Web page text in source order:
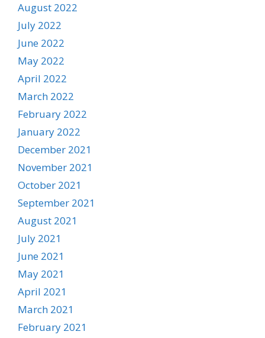
August 2022
July 2022
June 2022
May 2022
April 2022
March 2022
February 2022
January 2022
December 2021
November 2021
October 2021
September 2021
August 2021
July 2021
June 2021
May 2021
April 2021
March 2021
February 2021